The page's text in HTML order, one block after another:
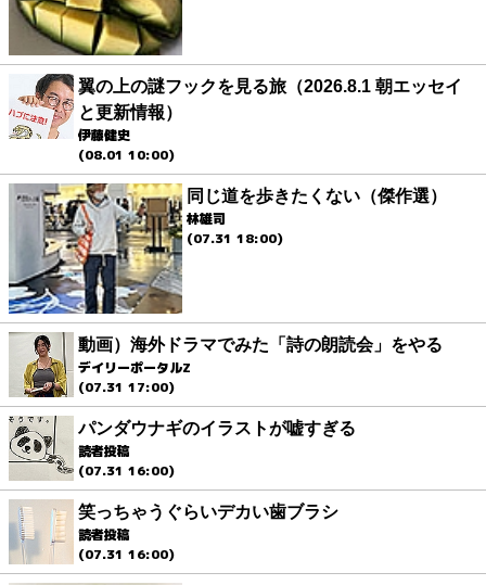
翼の上の謎フックを見る旅（2026.8.1 朝エッセイ
と更新情報）
伊藤健史
(08.01 10:00)
同じ道を歩きたくない（傑作選）
林雄司
(07.31 18:00)
動画）海外ドラマでみた「詩の朗読会」をやる
デイリーポータルZ
(07.31 17:00)
パンダウナギのイラストが嘘すぎる
読者投稿
(07.31 16:00)
笑っちゃうぐらいデカい歯ブラシ
読者投稿
(07.31 16:00)